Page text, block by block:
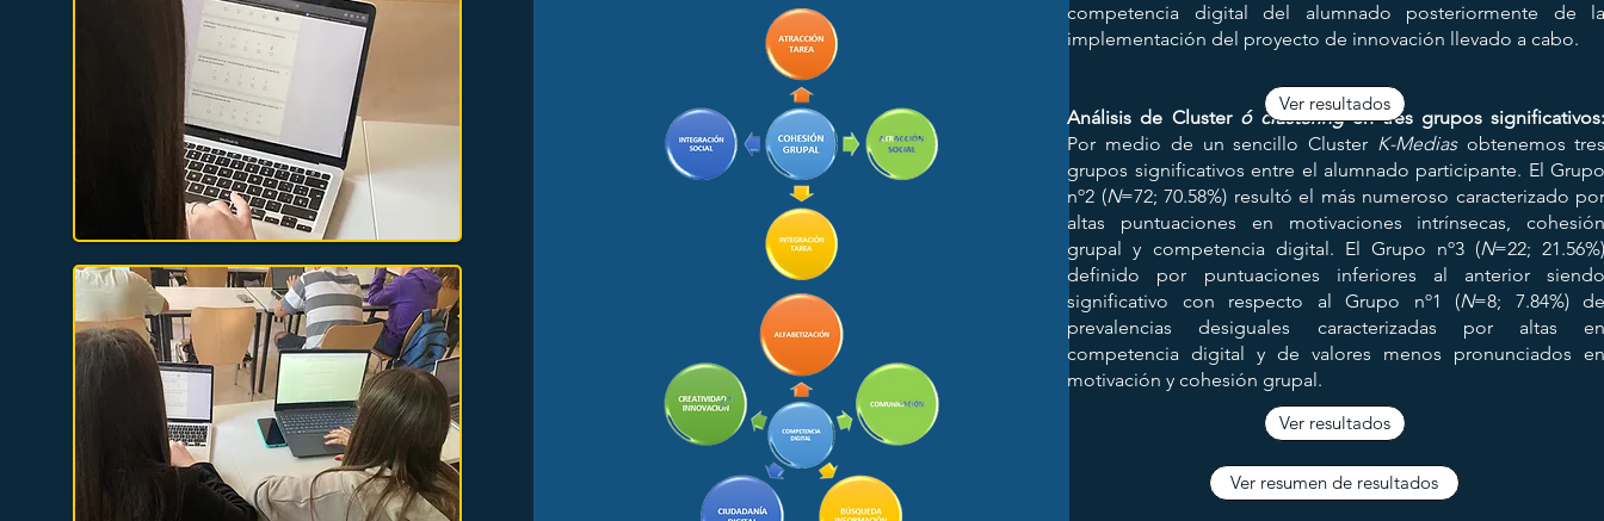
competencia digital del alumnado posteriormente de
implementación del proyecto de innovación llevado a cabo.
Análisis de Clusteró clusteringen tres grupos
Por medio de un sencillo Cluster K-Mediasobtenemos
grupos significativos entre el alumnado participante. El
nº2 (N=72; 70.58%) resultó el más numeroso caracterizado
altas puntuaciones en motivaciones intrínsecas,
grupal y competencia digital. El Grupo nº3 (N=22;
definido por puntuaciones inferiores al anterior
significativo con respecto al Grupo nº1 (N=8; 7.84%)
prevalencias desiguales caracterizadas por altas
competencia digital y de valores menos pronunciados
motivación y cohesión grupal.
Ver resultados
Ver resultados
Ver resumen de resultados